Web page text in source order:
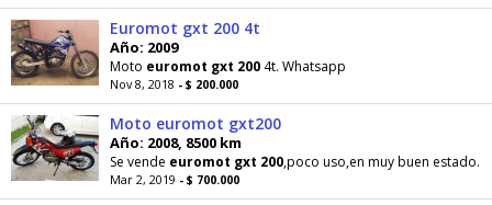
Euromot gxt 200 4t
Año: 2009
Moto euromot gxt 200 4t. Whatsapp
Nov 8, 2018 - $ 200.000
Moto euromot gxt200
Año: 2008, 8500 km
Se vende euromot gxt 200,poco uso,en muy buen estado.
Mar 2, 2019 - $ 700.000